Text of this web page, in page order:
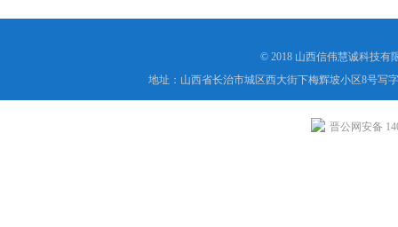
© 2018 山西信伟慧诚科技有
地址：山西省长治市城区西大街下梅辉坡小区8号写
晋公网安备